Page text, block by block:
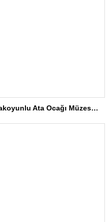
Iğdır’da geçmişe yolculuk: Karakoyunlu Ata Ocağı Müzesi bölge hafızasını yaşatıyor